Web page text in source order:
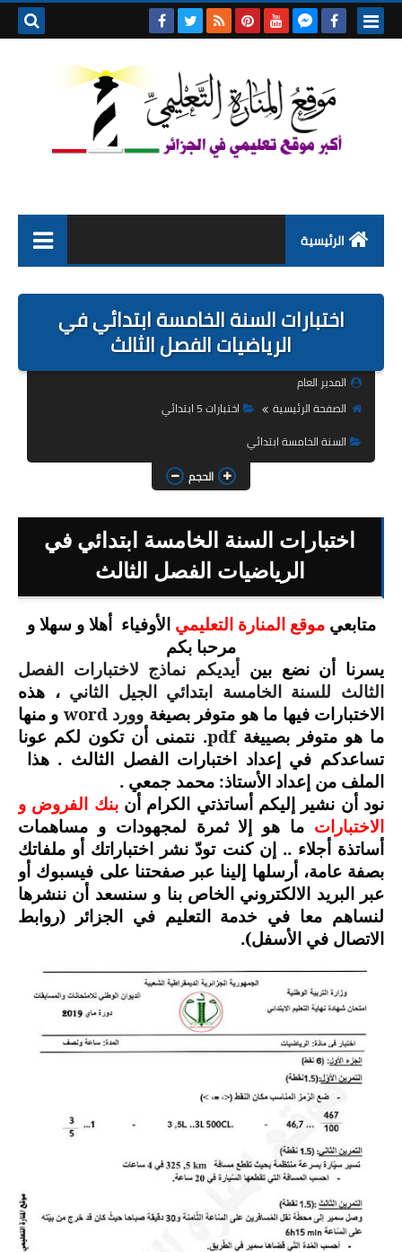
الرئيسية
التربية التحضيرية
السنة الاولى ابتدائي
السنة الثانية ابتدائي
السنة الرابعة ابتدائي
السنة الخامسة ابتدائي
شهادة التعليم الابتدائي
تزيين القسم
التعليم المتوسط
السنة الاولى متوسط
السنة الثانية متوسط
السنة الثالثة متوسط
السنة الرابعة متوسط
شهادة التعليم المتوسط
بنك الفروض و الاختبارات
بنك مذكرات الاستاذ
بنك التوزيعات الشهرية
اختبارات السنة الخامسة ابتدائي في
الرياضيات الفصل الثالث
المدير العام
الصفحة الرئيسية
اختبارات 5 ابتدائي
السنة الخامسة ابتدائي
الحجم
اختبارات السنة الخامسة ابتدائي في
الرياضيات الفصل الثالث
متابعيموقع المنارة التعليميالأوفياء أهلا و سهلا و
مرحبا بكم
يسرنا أن نضع بين أيديكم نماذج لاختبارات الفصل
الثالث للسنة الخامسة ابتدائي الجيل الثاني، هذه
الاختبارات فيها ما هو متوفر بصيغة ووردword و منها
ما هو متوفر بصييغةpdf. نتمنى أن تكون لكم عونا
تساعدكم في إعداد اختبارات الفصل الثالث . هذا
الملف من إعداد الأستاذ: محمد جمعي .
نود أن نشير إليكم أساتذتي الكرام أنبنك الفروض و
الاختبارات ما هو إلا ثمرة لمجهودات و مساهمات
أساتذة أجلاء .. إن كنت تودّ نشر اختباراتك أو ملفاتك
بصفة عامة، أرسلها إلينا عبر صفحتنا على فيسبوك أو
عبر البريد الالكتروني الخاص بنا و سنسعد أن ننشرها
لنساهم معا في خدمة التعليم في الجزائر (روابط
الاتصال في الأسفل).